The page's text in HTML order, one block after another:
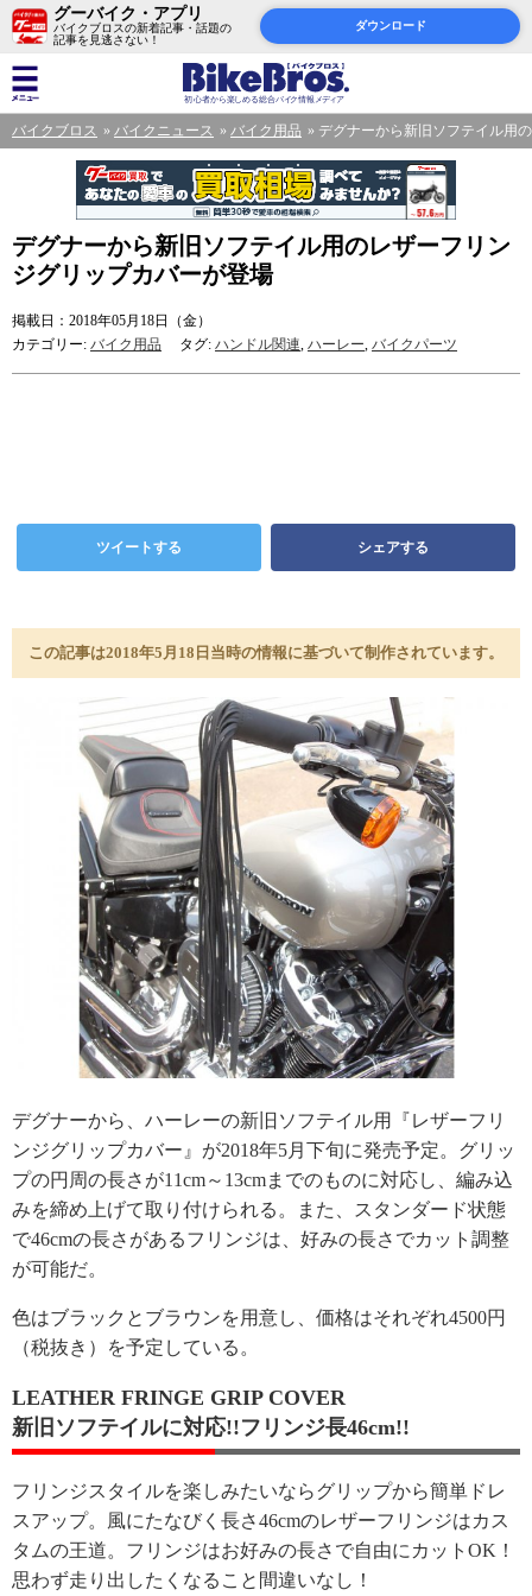
グーバイク・アプリ
バイクブロスの新着記事・話題の
記事を見逃さない！
ダウンロード
バイクブロス バイクニュース バイク用品 デグナーから新旧ソフテイル用
デグナーから新旧ソフテイル用のレザーフリン
ジグリップカバーが登場
掲載日：2018年05月18日（金）
カテゴリー: バイク用品 タグ: ハンドル関連, ハーレー, バイクパーツ
ツイートする シェアする
この記事は2018年5月18日当時の情報に基づいて制作されています。
デグナーから、ハーレーの新旧ソフテイル用『レザーフリ
ンジグリップカバー』が2018年5月下旬に発売予定。グリッ
プの円周の長さが11cm～13cmまでのものに対応し、編み込
みを締め上げて取り付けられる。また、スタンダード状態
で46cmの長さがあるフリンジは、好みの長さでカット調整
が可能だ。
色はブラックとブラウンを用意し、価格はそれぞれ4500円
（税抜き）を予定している。
LEATHER FRINGE GRIP COVER
新旧ソフテイルに対応!!フリンジ長46cm!!
フリンジスタイルを楽しみたいならグリップから簡単ドレ
スアップ。風にたなびく長さ46cmのレザーフリンジはカス
タムの王道。フリンジはお好みの長さで自由にカットOK！
思わず走り出したくなること間違いなし！